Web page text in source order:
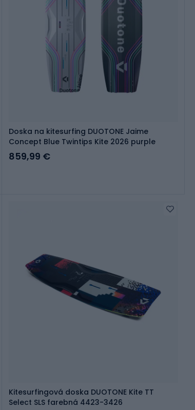
Doska na kitesurfing DUOTONE Jaime
Concept Blue Twintips Kite 2026 purple
859,99 €
Kitesurfingová doska DUOTONE Kite TT
Select SLS farebná 4423-3426